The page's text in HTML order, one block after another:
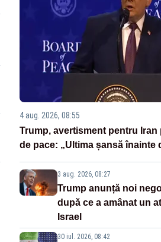
4 aug. 2026, 08:55
Trump, avertisment pentru Iran
de pace: „Ultima șansă înainte
3 aug. 2026, 08:27
Trump anunță noi
după ce a amânat un
Israel
30 iul. 2026, 08:42